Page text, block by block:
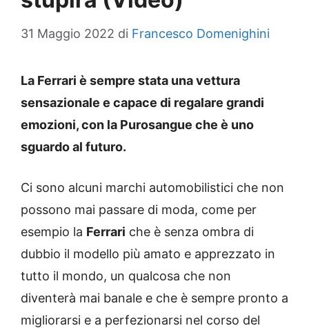
31 Maggio 2022 di Francesco Domenighini
La Ferrari è sempre stata una vettura
sensazionale e capace di regalare grandi
emozioni, con la Purosangue che è uno
sguardo al futuro.
Ci sono alcuni marchi automobilistici che non
possono mai passare di moda, come per
esempio la Ferrari che è senza ombra di
dubbio il modello più amato e apprezzato in
tutto il mondo, un qualcosa che non
diventerà mai banale e che è sempre pronto a
migliorarsi e a perfezionarsi nel corso del